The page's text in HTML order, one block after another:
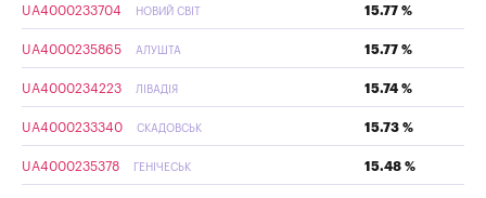
UA4000233704 НОВИЙ СВІТ 15.77 %
UA4000235865 АЛУШТА 15.77 %
UA4000234223 ЛІВАДІЯ 15.74 %
UA4000233340 СКАДОВСЬК 15.73 %
UA4000235378 ГЕНІЧЕСЬК 15.48 %